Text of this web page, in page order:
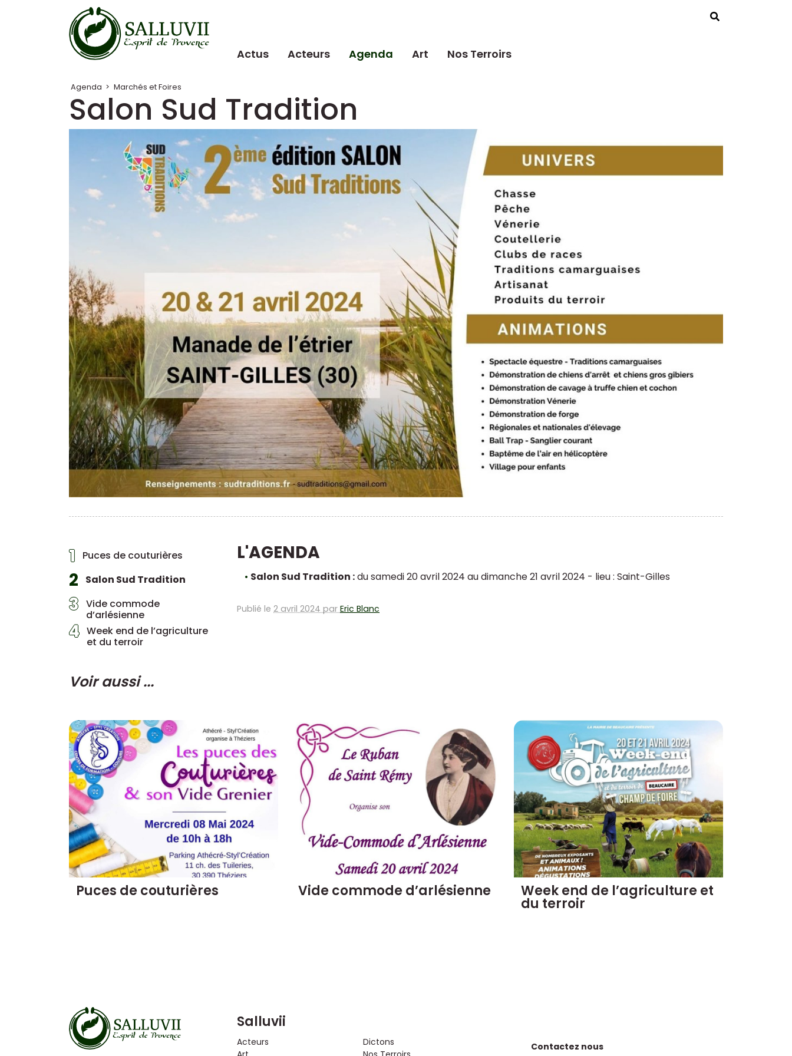
Panneau de gestion des cookies
Actus Acteurs Agenda Art Nos Terroirs
Agenda > Marchés et Foires
Salon Sud Tradition
1 Puces de couturières
2 Salon Sud Tradition
3 Vide commode
d’arlésienne
4 Week end de l’agriculture
et du terroir
L'AGENDA
Salon Sud Tradition :du samedi 20 avril 2024 au dimanche 21 avril 2024 - lieu : Saint-Gilles
Publié le 2 avril 2024 par Eric Blanc
Voir aussi ...
Puces de couturières Vide commode d’arlésienne Week end de l’agriculture et
du terroir
Salluvii
Acteurs
Dictons
Contactez nous